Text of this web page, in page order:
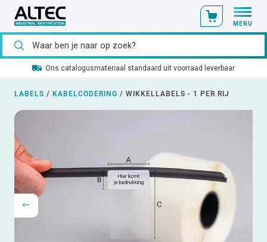
MENU
Ons catalogusmateriaal standaard uit voorraad leverbaar
LABELS / KABELCODERING / WIKKELLABELS - 1 PER RIJ